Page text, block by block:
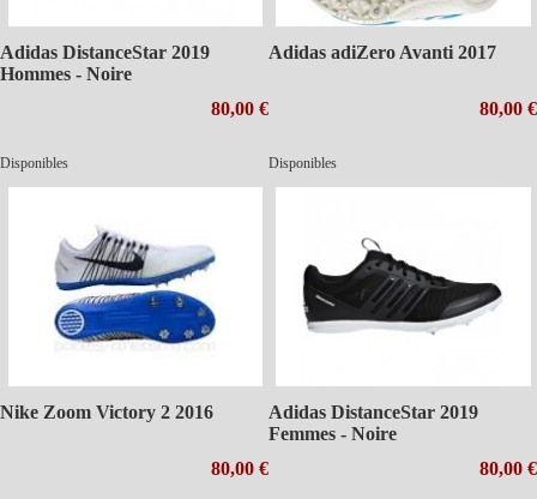
Adidas DistanceStar 2019
Hommes - Noire
80,00 €
Disponibles
Adidas adiZero Avanti 2017
80,00 €
Disponibles
Nike Zoom Victory 2 2016
80,00 €
Adidas DistanceStar 2019
Femmes - Noire
80,00 €